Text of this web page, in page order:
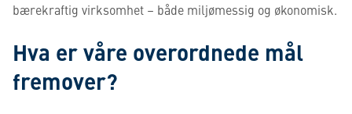
bærekraftig virksomhet – både miljømessig og økonomisk.
Hva er våre overordnede mål
fremover?